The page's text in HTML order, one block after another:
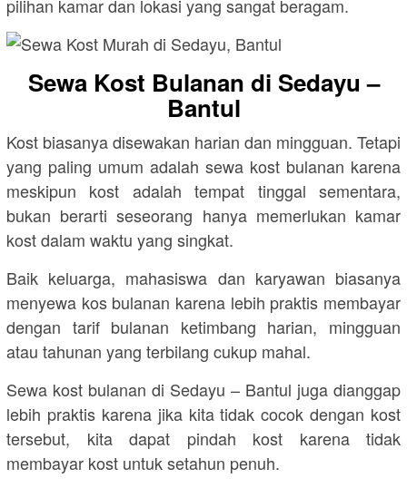
pilihan kamar dan lokasi yang sangat beragam.
Sewa Kost Bulanan di Sedayu –
Bantul
Kost biasanya disewakan harian dan mingguan. Tetapi
yang paling umum adalah sewa kost bulanan karena
meskipun kost adalah tempat tinggal sementara,
bukan berarti seseorang hanya memerlukan kamar
kost dalam waktu yang singkat.
Baik keluarga, mahasiswa dan karyawan biasanya
menyewa kos bulanan karena lebih praktis membayar
dengan tarif bulanan ketimbang harian, mingguan
atau tahunan yang terbilang cukup mahal.
Sewa kost bulanan di Sedayu – Bantul juga dianggap
lebih praktis karena jika kita tidak cocok dengan kost
tersebut, kita dapat pindah kost karena tidak
membayar kost untuk setahun penuh.